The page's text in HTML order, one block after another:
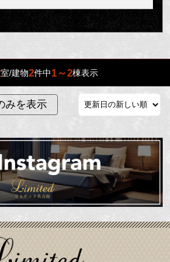
室/建物2件中1～2棟表示
みを表示